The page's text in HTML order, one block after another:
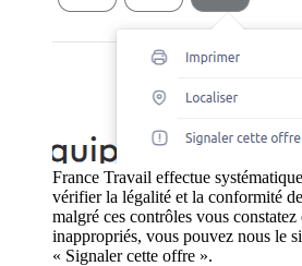
France Travail effectue
vérifier la légalité et la conformité
malgré ces contrôles vous constatez
inappropriés, vous pouvez nous le
« Signaler cette offre ».